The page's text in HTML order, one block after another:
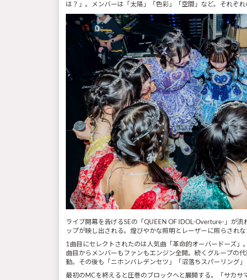
は？」。メンバーは「太陽」「色彩」「空間」など。それぞれ
ライブ開幕を告げるSEの「QUEEN OF IDOL-Overture-」が
ップが映し出される。煌びやかな照明とレーザーに照らされ
1曲目にセレクトされたのは人気曲「革命的オーバードーズ
曲目からメンバーもファンもエンジン全開。続くグループの
動。その後も「ニホンバレデンセツ」「沼落ちスパーリング
最初のMCを終えると圧巻のブロックへと展開する。「サカ